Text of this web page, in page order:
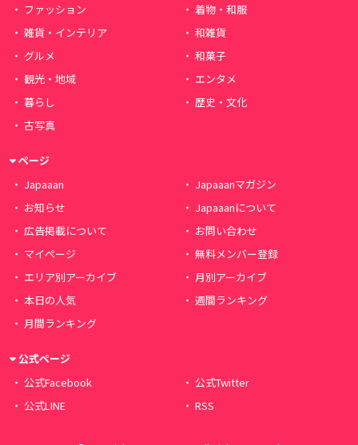
ファッション
着物・和服
雑貨・インテリア
和雑貨
グルメ
和菓子
観光・地域
エンタメ
暮らし
歴史・文化
古写真
ページ
Japaaan
Japaaanマガジン
お知らせ
Japaaanについて
広告掲載について
お問い合わせ
マイページ
無料メンバー登録
エリア別アーカイブ
月別アーカイブ
本日の人気
週間ランキング
月間ランキング
公式ページ
公式Facebook
公式Twitter
公式LINE
RSS